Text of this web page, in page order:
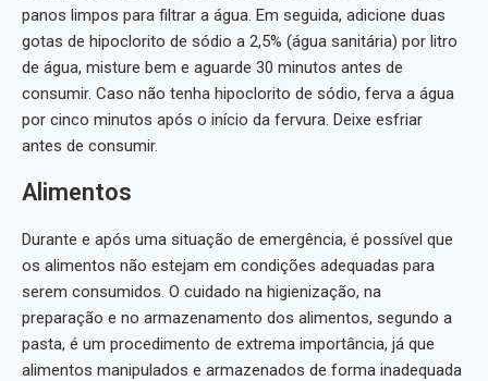
panos limpos para filtrar a água. Em seguida, adicione duas
gotas de hipoclorito de sódio a 2,5% (água sanitária) por litro
de água, misture bem e aguarde 30 minutos antes de
consumir. Caso não tenha hipoclorito de sódio, ferva a água
por cinco minutos após o início da fervura. Deixe esfriar
antes de consumir.
Alimentos
Durante e após uma situação de emergência, é possível que
os alimentos não estejam em condições adequadas para
serem consumidos. O cuidado na higienização, na
preparação e no armazenamento dos alimentos, segundo a
pasta, é um procedimento de extrema importância, já que
alimentos manipulados e armazenados de forma inadequada